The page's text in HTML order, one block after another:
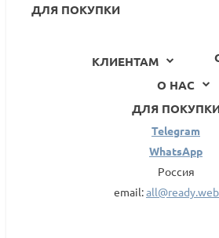
ДЛЯ ПОКУПКИ
КЛИЕНТАМ
О НАС
ДЛЯ
Telegram
WhatsApp
Россия
email: